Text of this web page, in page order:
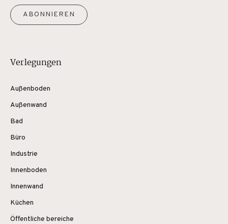
ABONNIEREN
Verlegungen
Außenboden
Außenwand
Bad
Büro
Industrie
Innenboden
Innenwand
Küchen
Öffentliche bereiche